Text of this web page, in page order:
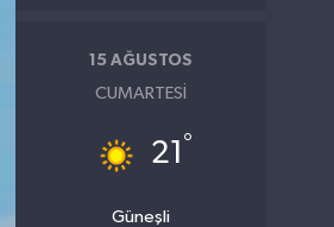
15 AĞUSTOS
CUMARTESI
21 °
Güneşli